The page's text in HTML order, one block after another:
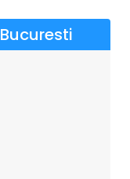
Bucuresti